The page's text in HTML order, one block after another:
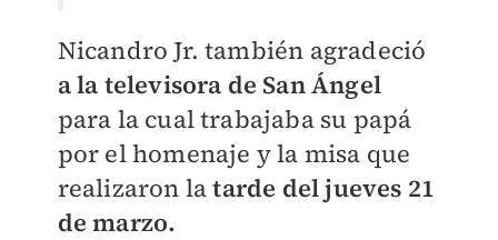
Nicandro Jr. también agradeció
a la televisora de San Ángel
para la cual trabajaba su papá
por el homenaje y la misa que
realizaron latarde del jueves 21
de marzo.